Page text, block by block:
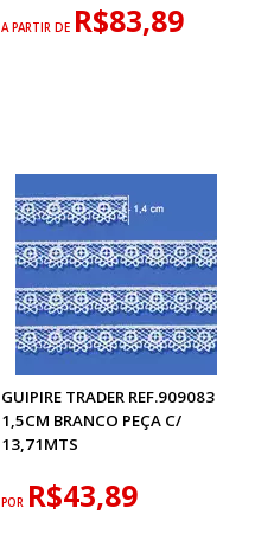
A PARTIR DE R$83,89
GUIPIRE TRADER REF.909083
1,5CM BRANCO PEÇA C/
13,71MTS
POR R$43,89